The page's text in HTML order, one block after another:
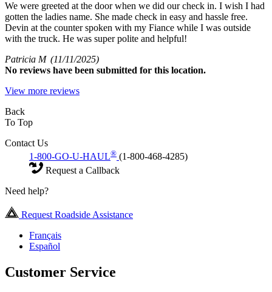
We were greeted at the door when we did our check in. I wish I had
gotten the ladies name. She made check in easy and hassle free.
Devin at the counter spoken with my Fiance while I was outside
with the truck. He was super polite and helpful!
Patricia M (11/11/2025)
No reviews have been submitted for this location.
View more reviews
Back
To Top
Contact Us
1-800-GO-U-HAUL® (1-800-468-4285)
Request a Callback
Need help?
Request Roadside Assistance
Français
Español
Customer Service